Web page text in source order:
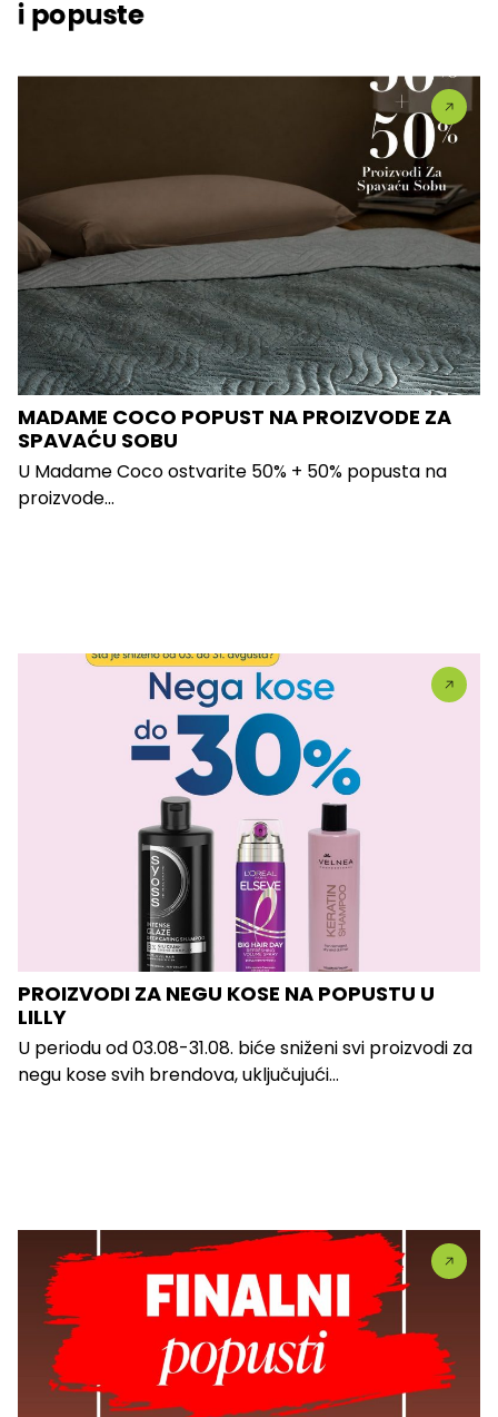
i popuste
MADAME COCO POPUST NA PROIZVODE ZA
SPAVAĆU SOBU
U Madame Coco ostvarite 50% + 50% popusta na
proizvode...
PROIZVODI ZA NEGU KOSE NA POPUSTU U
LILLY
U periodu od 03.08-31.08. biće sniženi svi proizvodi za
negu kose svih brendova, uključujući...